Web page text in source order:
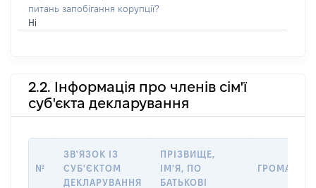
питань запобігання корупції?
Ні
2.2. Інформація про членів сім'ї
суб'єкта декларування
№
ЗВ'ЯЗОК ІЗ
СУБ'ЄКТОМ
ДЕКЛАРУВАННЯ
ПРІЗВИЩЕ,
ІМ'Я, ПО
БАТЬКОВІ